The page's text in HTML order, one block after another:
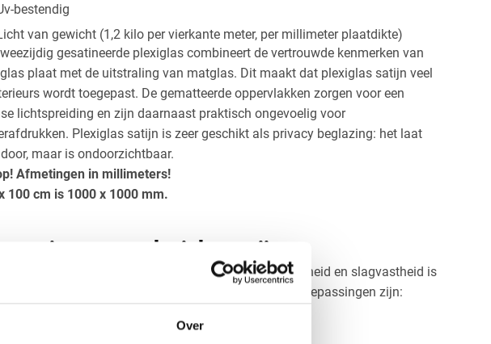
Over
bestendig
van gewicht (1,2 kilo per vierkante meter, per millimeter plaatdikte)
gesatineerde plexiglas combineert de vertrouwde kenmerken van
plaat met de uitstraling van matglas. Dit maakt dat plexiglas satijn veel
wordt toegepast. De gematteerde oppervlakken zorgen voor een
lichtspreiding en zijn daarnaast praktisch ongevoelig voor
Plexiglas satijn is zeer geschikt als privacy beglazing: het laat
maar is ondoorzichtbaar.
Afmetingen in millimeters!
100 cm is 1000 x 1000 mm.
van plexiglas satijn
de combinatie van lichtdoorlatendheid, ondoorzichtigheid en slagvastheid is
helder satijn breed inzetbaar. Veelvoorkomende toepassingen zijn:
Scheidingswanden en balies in horeca, zorg en retail